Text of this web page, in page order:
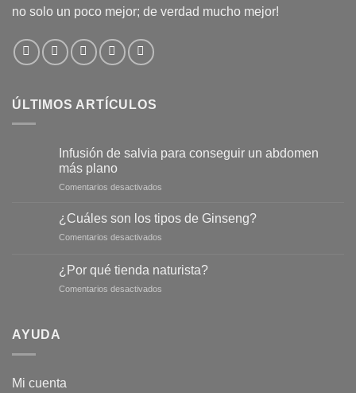
no solo un poco mejor; de verdad mucho mejor!
ÚLTIMOS ARTÍCULOS
Infusión de salvia para conseguir un abdomen
más plano
Comentarios desactivados
de
salvia
un
¿Cuáles son los tipos de Ginseng?
Comentarios desactivados
son
los
¿Por qué tienda naturista?
Comentarios desactivados
AYUDA
Mi cuenta